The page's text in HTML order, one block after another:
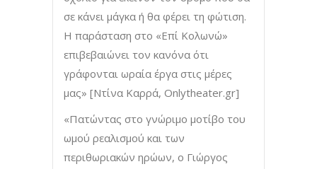
σε κάνει μάγκα ή θα φέρει τη φώτιση.
Η παράσταση στο «Επί Κολωνώ»
επιβεβαιώνει τον κανόνα ότι
γράφονται ωραία έργα στις μέρες
μας» [Ντίνα Καρρά, Onlytheater.gr]
«Πατώντας στο γνώριμο μοτίβο του
ωμού ρεαλισμού και των
περιθωριακών ηρώων, ο Γιώργος